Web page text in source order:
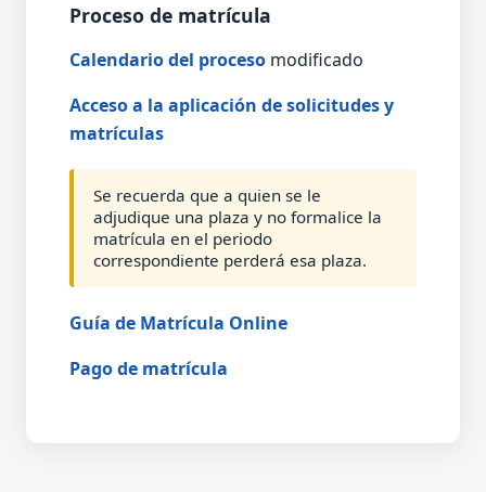
Proceso de matrícula
Calendario del proceso modificado
Acceso a la aplicación de solicitudes y
matrículas
Se recuerda que a quien se le
adjudique una plaza y no formalice la
matrícula en el periodo
correspondiente perderá esa plaza.
Guía de Matrícula Online
Pago de matrícula